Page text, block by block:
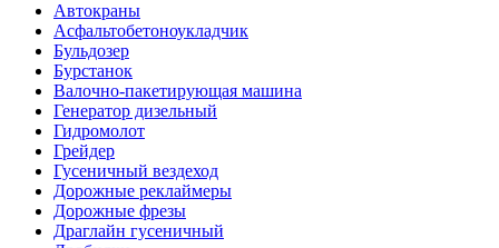
Автокраны
Асфальтобетоноукладчик
Бульдозер
Бурстанок
Валочно-пакетирующая машина
Генератор дизельный
Гидромолот
Грейдер
Гусеничный вездеход
Дорожные реклаймеры
Дорожные фрезы
Драглайн гусеничный